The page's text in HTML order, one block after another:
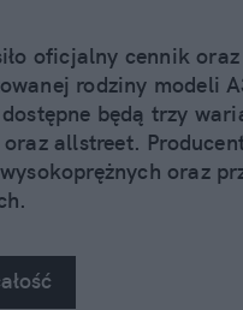
oficjalny cennik
rodziny modeli
dostępne będą trzy
allstreet.
oraz